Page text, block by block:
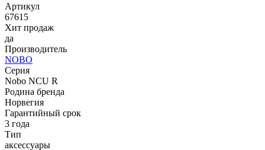
Артикул
67615
Хит продаж
да
Производитель
NOBO
Серия
Nobo NCU R
Родина бренда
Норвегия
Гарантийный срок
3 года
Тип
аксессуары